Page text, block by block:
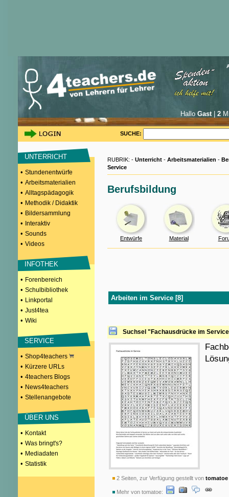
Hallo Gast| 2
SUCHE:
UNTERRICHT
• Stundenentwürfe
• Arbeitsmaterialien
• Alltagspädagogik
• Methodik / Didaktik
• Bildersammlung
• Interaktiv
• Sounds
• Videos
INFOTHEK
• Forenbereich
• Schulbibliothek
• Linkportal
• Just4tea
• Wiki
SERVICE
• Shop4teachers
• Kürzere URLs
• 4teachers Blogs
• News4teachers
• Stellenangebote
ÜBER UNS
• Kontakt
• Was bringt's?
• Mediadaten
• Statistik
RUBRIK: - Unterricht - Arbeitsmaterialien -
Service
Berufsbildung
Entwürfe Material
Arbeiten im Service [8]
Suchsel "Fachausdrücke im
2 Seiten, zur Verfügung gestellt von tomatoe
Mehr von tomatoe: